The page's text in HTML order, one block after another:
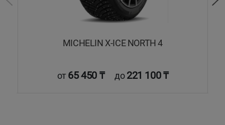
MICHELIN X-ICE NORTH 4
от65 450 ₸ до221 100 ₸